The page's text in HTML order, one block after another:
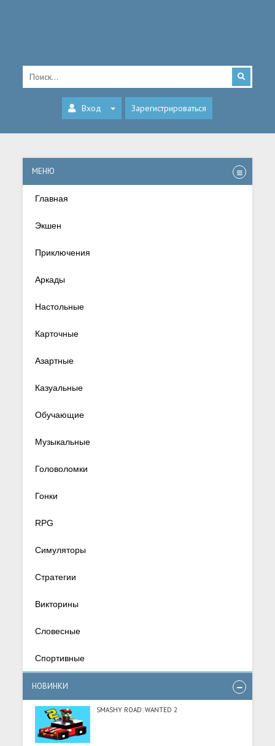
Вход Зарегистрироваться
МЕНЮ
Главная
Экшен
Приключения
Аркады
Настольные
Карточные
Азартные
Казуальные
Обучающие
Музыкальные
Головоломки
Гонки
RPG
Симуляторы
Стратегии
Викторины
Словесные
Спортивные
НОВИНКИ
SMASHY ROAD: WANTED 2